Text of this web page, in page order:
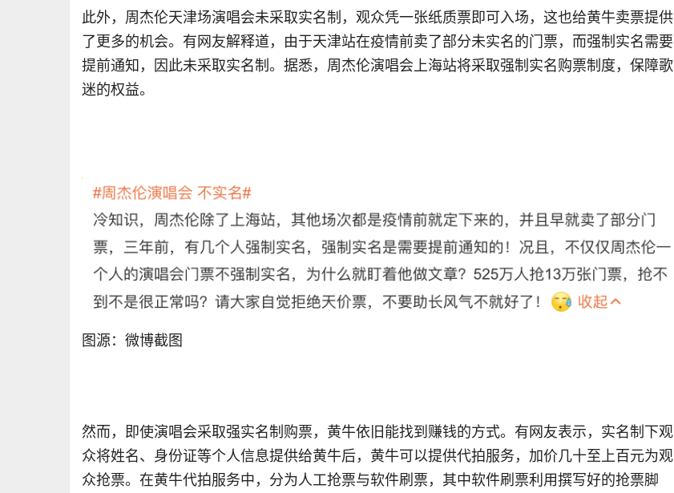
此外，周杰伦天津场演唱会未采取实名制，观众凭一张纸质票即可入场，这也给黄牛卖票提供
了更多的机会。有网友解释道，由于天津站在疫情前卖了部分未实名的门票，而强制实名需要
提前通知，因此未采取实名制。据悉，周杰伦演唱会上海站将采取强制实名购票制度，保障歌
迷的权益。
图源：微博截图
然而，即使演唱会采取强实名制购票，黄牛依旧能找到赚钱的方式。有网友表示，实名制下观
众将姓名、身份证等个人信息提供给黄牛后，黄牛可以提供代拍服务，加价几十至上百元为观
众抢票。在黄牛代拍服务中，分为人工抢票与软件刷票，其中软件刷票利用撰写好的抢票脚